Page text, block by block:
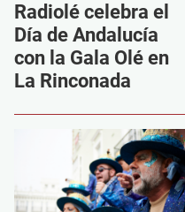
Radiolé celebra el
Día de Andalucía
con la Gala Olé en
La Rinconada